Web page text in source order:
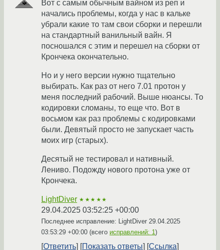
Вот с самым обычным вайном из реп и
начались проблемы, когда у нас в кальке
убрали какие то там свои сборки и перешли
на стандартный ванильный вайн. Я
посношался с этим и перешел на сборки от
Крончека окончательно.
Но и у него версии нужно тщательно
выбирать. Как раз от него 7.01 протон у
меня последний рабочий. Выше нюансы. То
кодировки сломаны, то еще что. Вот в
восьмом как раз проблемы с кодировками
были. Девятый просто не запускает часть
моих игр (старых).
Десятый не тестировал и нативный.
Лениво. Подожду нового протона уже от
Крончека.
LightDiver ★★★★★
29.04.2025 03:52:25 +00:00
Последнее исправление: LightDiver 29.04.2025
03:53:29 +00:00 (всего исправлений: 1)
Ответить Показать ответы Ссылка